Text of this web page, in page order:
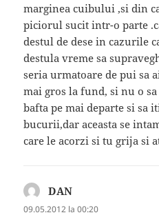
marginea cuibului ,si din
piciorul sucit intr-o parte
destul de dese in cazurile
destula vreme sa
seria urmatoare de pui sa
mai gros la fund, si nu o
bafta pe mai departe si sa
bucurii,dar aceasta se
care le acorzi si tu grija si
DAN
09.05.2012 la 00:20